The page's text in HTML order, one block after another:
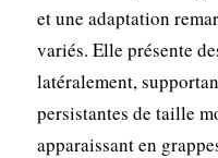
et une adaptation
variés. Elle présente
latéralement,
persistantes de taille
apparaissant en